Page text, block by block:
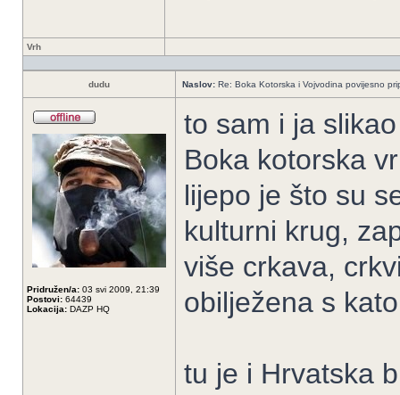
Vrh
dudu Naslov: Re: Boka Kotorska i Vojvodina povijesno
Pridružen/a: 03 svi 2009, 21:39
Postovi: 64439
Lokacija: DAZP HQ
to sam i ja
Boka kotorska
lijepo je što su
kulturni krug,
više crkava,
obilježena s
tu je i Hrvatska